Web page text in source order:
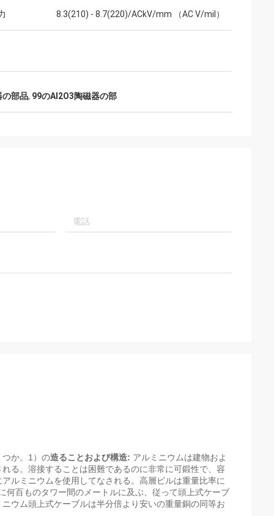
8.3(210) - 8.7(220)/ACkV/mm （AC V/mil）
の部品, 99のAl2O3陶磁器の部
つか。1）の造ることおよび構造: アルミニウムは建物およ
る。溶接することは困難であるのに非常に可鍛性で、容
ルミニウムを使用してなされる。高層ビルは重量比率に
何百ものタワー間のメートルに及ぶ、従って頭上式ケーブ
ウム頭上式ケーブルは半分倍より安いの重量銅の同等お